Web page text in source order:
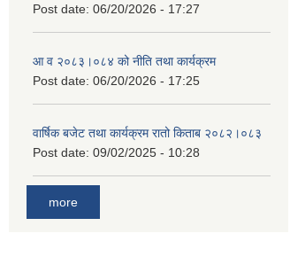
Post date: 06/20/2026 - 17:27
आ व २०८३।०८४ को नीति तथा कार्यक्रम
Post date: 06/20/2026 - 17:25
वार्षिक बजेट तथा कार्यक्रम रातो किताब २०८२।०८३
Post date: 09/02/2025 - 10:28
more